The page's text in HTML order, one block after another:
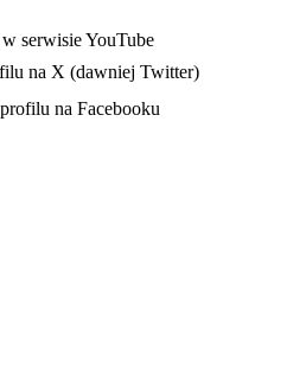
serwisie YouTube
na X (dawniej Twitter)
karcie na Facebooku